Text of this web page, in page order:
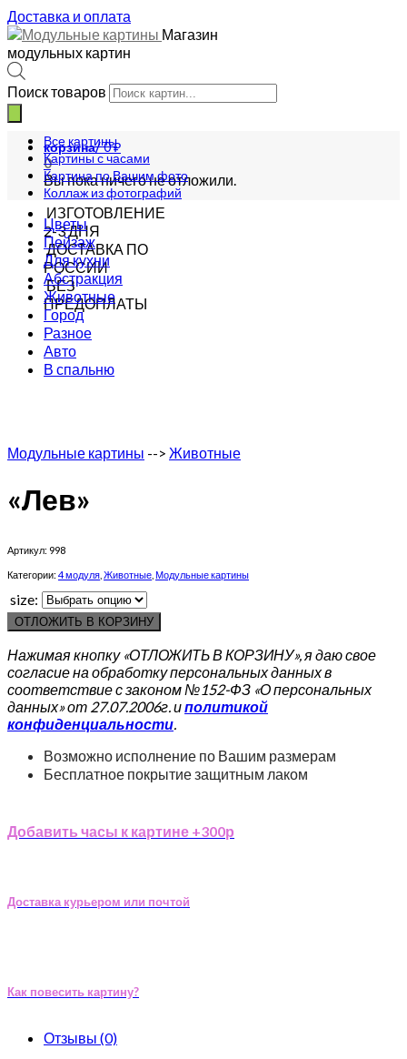
Доставка и оплата
Магазин
модульных картин
Поиск товаров
корзина/0₽
0
Вы пока ничего не отложили.
ИЗГОТОВЛЕНИЕ
2-3 ДНЯ
ДОСТАВКА ПО
РОССИИ
БЕЗ
ПРЕДОПЛАТЫ
Все картины
Картины с часами
Картина по Вашим фото
Коллаж из фотографий
Цветы
Пейзаж
Для кухни
Абстракция
Животные
Город
Разное
Авто
В спальню
Модульные картины --> Животные
«Лев»
Артикул: 998
Категории: 4 модуля Животные Модульные картины
size:
ОТЛОЖИТЬ В КОРЗИНУ
Нажимая кнопку «ОТЛОЖИТЬ В КОРЗИНУ», я даю свое
согласие на обработку персональных данных в
соответствие с законом №152-ФЗ «О персональных
данных» от 27.07.2006г. иполитикой
конфиденциальности.
Возможно исполнение по Вашим размерам
Бесплатное покрытие защитным лаком
Добавить часы к картине +300р
Доставка курьером или почтой
Как повесить картину?
Отзывы (0)